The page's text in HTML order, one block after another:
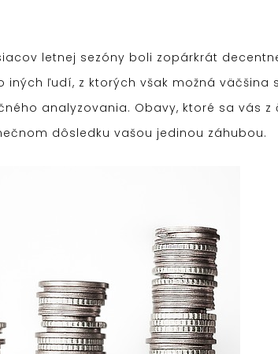
letnej sezóny boli zopárkrát
ľudí, z ktorých však možná
analyzovania. Obavy, ktoré sa vás
dôsledku vašou jedinou záhubou.